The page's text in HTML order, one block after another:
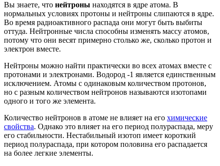
Вы знаете, что нейтроны находятся в ядре атома. В
нормальных условиях протоны и нейтроны слипаются в ядре.
Во время радиоактивного распада они могут быть выбиты
оттуда. Нейтронные числа способны изменять массу атомов,
потому что они весят примерно столько же, сколько протон и
электрон вместе.
Нейтроны можно найти практически во всех атомах вместе с
протонами и электронами. Водород -1 является единственным
исключением. Атомы с одинаковым количеством протонов,
но с разным количеством нейтронов называются изотопами
одного и того же элемента.
Количество нейтронов в атоме не влияет на его химические
свойства. Однако это влияет на его период полураспада, меру
его стабильности. Нестабильный изотоп имеет короткий
период полураспада, при котором половина его распадается
на более легкие элементы.